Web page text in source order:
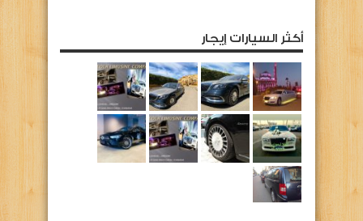
أكثر السيارات إيجار